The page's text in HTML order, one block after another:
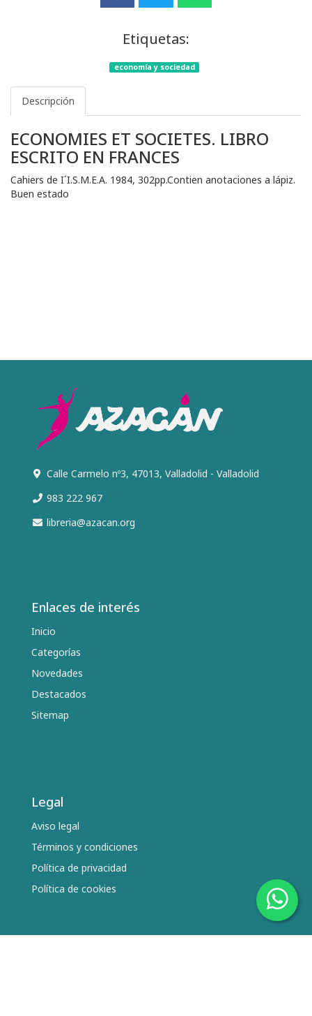
Etiquetas:
economía y sociedad
Descripción
ECONOMIES ET SOCIETES. LIBRO
ESCRITO EN FRANCES
Cahiers de I´I.S.M.E.A. 1984, 302pp.Contien anotaciones a lápiz.
Buen estado
Calle Carmelo nº3, 47013, Valladolid - Valladolid
983 222 967
libreria@azacan.org
Enlaces de interés
Inicio
Categorías
Novedades
Destacados
Sitemap
Legal
Aviso legal
Términos y condiciones
Política de privacidad
Política de cookies